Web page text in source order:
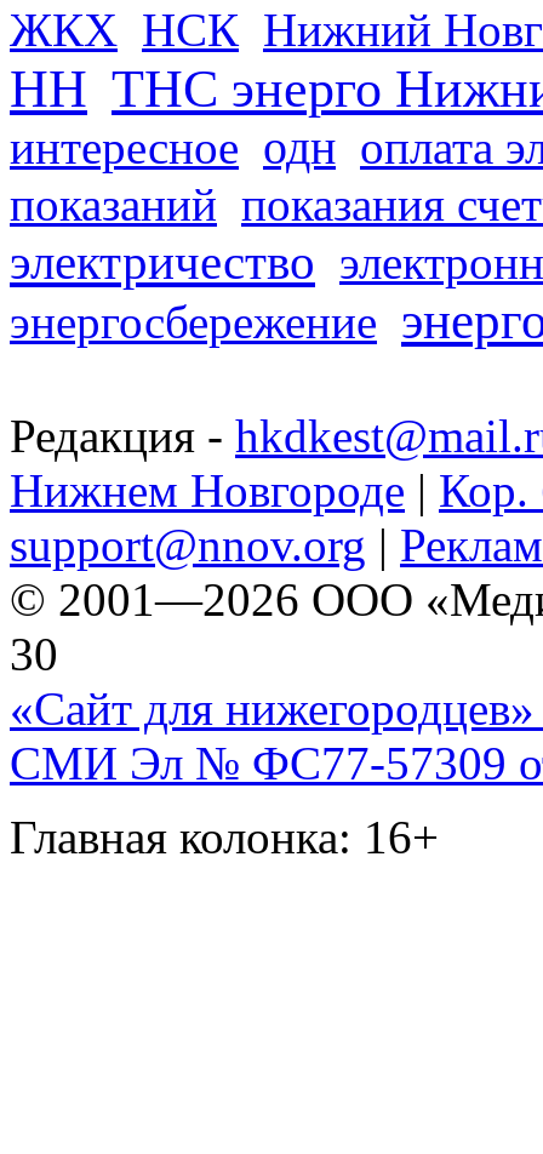
ЖКХ НСК Нижний
НН ТНС энерго
интересное одн оплата
показаний показания
электричество
энергосбережение
Редакция -
Нижнем Новгороде | Кор.
support@nnov.org |
© 2001—2026 ООО
30
«Сайт для нижегородцев»
СМИ Эл № ФС77-57309
Главная колонка: 16+